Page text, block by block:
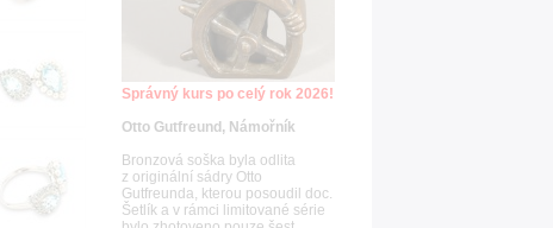
Správný kurs po celý rok 2026!
Otto Gutfreund, Námořník
Bronzová soška byla odlita
z originální sádry Otto
Gutfreunda, kterou posoudil doc.
Šetlík a v rámci limitované série